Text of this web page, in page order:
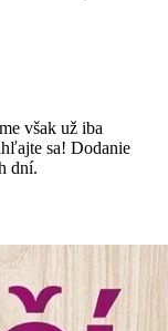
však už iba
sa! Dodanie
dní.